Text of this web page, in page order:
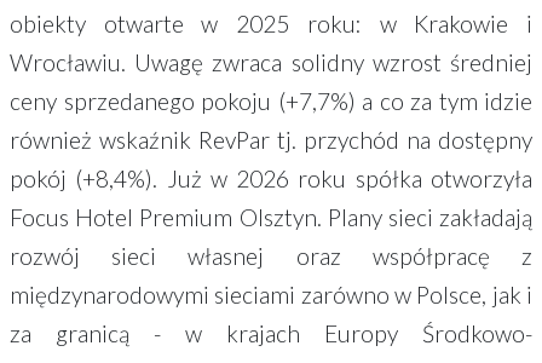
obiekty otwarte w 2025 roku: w Krakowie i
Wrocławiu. Uwagę zwraca solidny wzrost średniej
ceny sprzedanego pokoju (+7,7%) a co za tym idzie
również wskaźnik RevPar tj. przychód na dostępny
pokój (+8,4%). Już w 2026 roku spółka otworzyła
Focus Hotel Premium Olsztyn. Plany sieci zakładają
rozwój sieci własnej oraz współpracę z
międzynarodowymi sieciami zarówno w Polsce, jak i
za granicą - w krajach Europy Środkowo-